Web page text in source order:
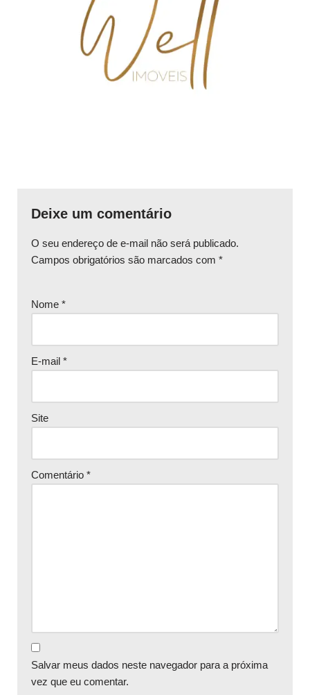
Deixe um comentário
O seu endereço de e-mail não será publicado.
Campos obrigatórios são marcados com *
Nome *
E-mail *
Site
Comentário *
Salvar meus dados neste navegador para a próxima
vez que eu comentar.